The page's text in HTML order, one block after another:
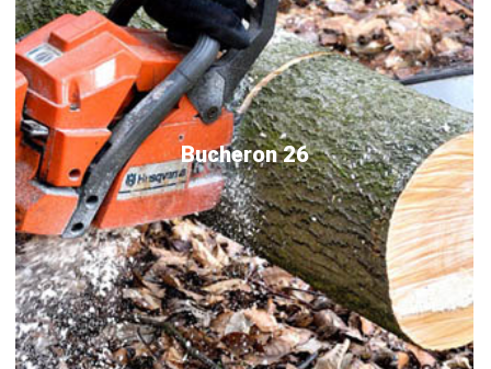
Bucheron 26